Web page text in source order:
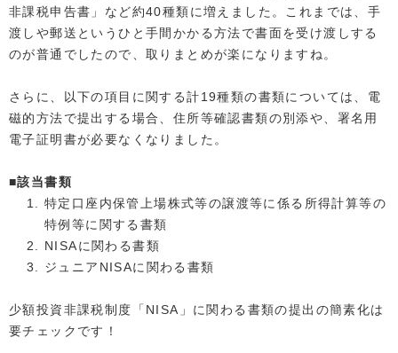
非課税申告書」など約40種類に増えました。これまでは、手
渡しや郵送というひと手間かかる方法で書面を受け渡しする
のが普通でしたので、取りまとめが楽になりますね。
さらに、以下の項目に関する計19種類の書類については、電
磁的方法で提出する場合、住所等確認書類の別添や、署名用
電子証明書が必要なくなりました。
■該当書類
特定口座内保管上場株式等の譲渡等に係る所得計算等の
特例等に関する書類
NISAに関わる書類
ジュニアNISAに関わる書類
少額投資非課税制度「NISA」に関わる書類の提出の簡素化は
要チェックです！